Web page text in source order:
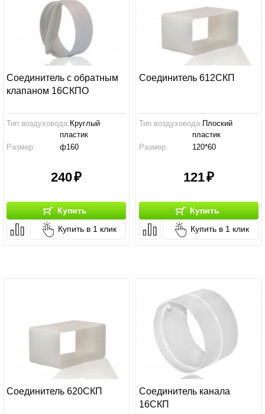
Соединитель с обратным
клапаном 16СКПО
Тип воздуховода: Круглый
пластик
Размер:
ф160
240
Купить
Купить в 1 клик
Соединитель 612СКП
Тип воздуховода: Плоский
пластик
Размер:
120*60
121
Купить
Купить в 1 клик
Соединитель 620СКП
Соединитель канала
16СКП